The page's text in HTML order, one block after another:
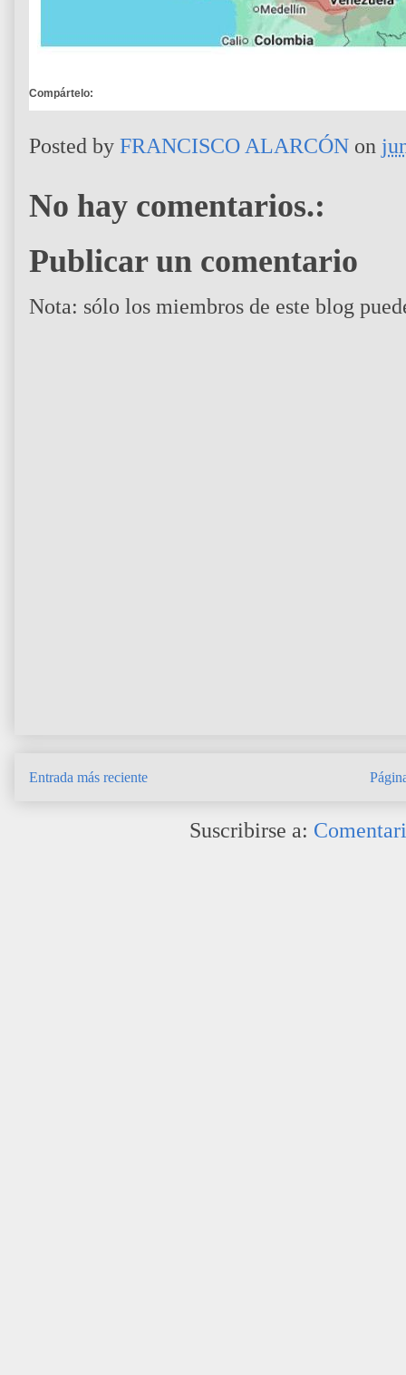
Compártelo:
Posted by FRANCISCO ALARCÓN on
No hay comentarios.:
Publicar un comentario
Nota: sólo los miembros de este blog
Entrada más reciente
Suscribirse a: